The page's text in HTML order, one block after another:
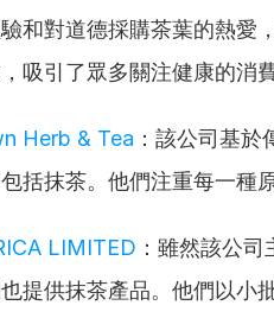
和對道德採購茶葉的熱愛
吸引了眾多關注健康的消費
Herb & Tea ：該公司基
括抹茶。他們注重每一種
LIMITED ：雖然該公
提供抹茶產品。他們以小